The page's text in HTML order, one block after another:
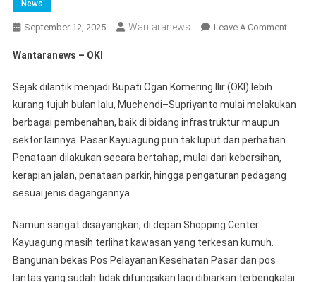
News
September 12, 2025 Wantaranews Leave A CommentOn
Pasar
Wantaranews – OKI
Sejak dilantik menjadi Bupati Ogan Komering Ilir (OKI) lebih
kurang tujuh bulan lalu, Muchendi–Supriyanto mulai melakukan
berbagai pembenahan, baik di bidang infrastruktur maupun
sektor lainnya. Pasar Kayuagung pun tak luput dari perhatian.
Penataan dilakukan secara bertahap, mulai dari kebersihan,
kerapian jalan, penataan parkir, hingga pengaturan pedagang
sesuai jenis dagangannya.
Namun sangat disayangkan, di depan Shopping Center
Kayuagung masih terlihat kawasan yang terkesan kumuh.
Bangunan bekas Pos Pelayanan Kesehatan Pasar dan pos
lantas yang sudah tidak difungsikan lagi dibiarkan terbengkalai.